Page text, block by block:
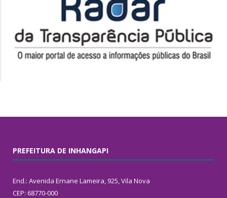
PREFEITURA DE INHANGAPI
End.: Avenida Ernane Lameira, 925, Vila Nova
CEP: 68770-000